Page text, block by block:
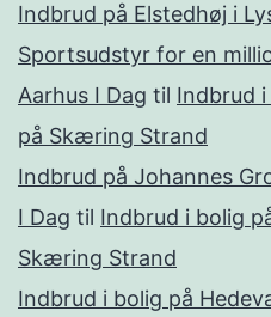
Indbrud på Elstedhøj i
Sportsudstyr for en
Aarhus I Dag til Indbrud
på Skæring Strand
Indbrud på Johannes
I Dag til Indbrud i bolig
Skæring Strand
Indbrud i bolig på